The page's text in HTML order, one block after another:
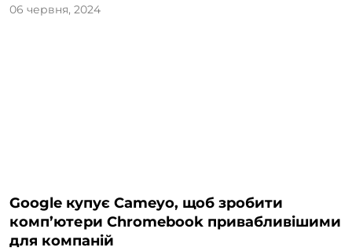
06 червня, 2024
Google купує Cameyo, щоб зробити
комп’ютери Chromebook привабливішими
для компаній